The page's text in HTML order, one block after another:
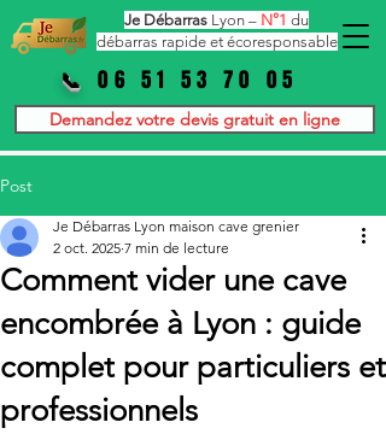
Je Débarras Lyon – N°1 du
débarras rapide et écoresponsable
📞 06 51 53 70 05
Demandez votre devis gratuit en ligne
Post
Comment vider une cave
encombrée à Lyon : guide
complet pour particuliers et
professionnels
Je Débarras Lyon maison cave grenier
2 oct. 2025 7 min de lecture